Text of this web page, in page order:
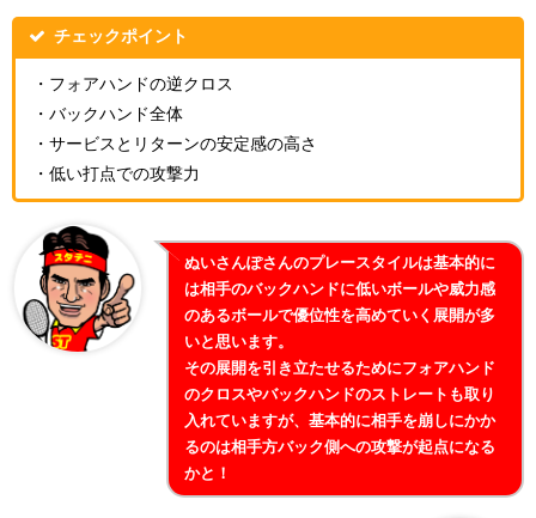
チェックポイント
・フォアハンドの逆クロス
・バックハンド全体
・サービスとリターンの安定感の高さ
・低い打点での攻撃力
ぬいさんぽさんのプレースタイルは基本的に
は相手のバックハンドに低いボールや威力感
のあるボールで優位性を高めていく展開が多
いと思います。
その展開を引き立たせるためにフォアハンド
のクロスやバックハンドのストレートも取り
入れていますが、基本的に相手を崩しにかか
るのは相手方バック側への攻撃が起点になる
かと！